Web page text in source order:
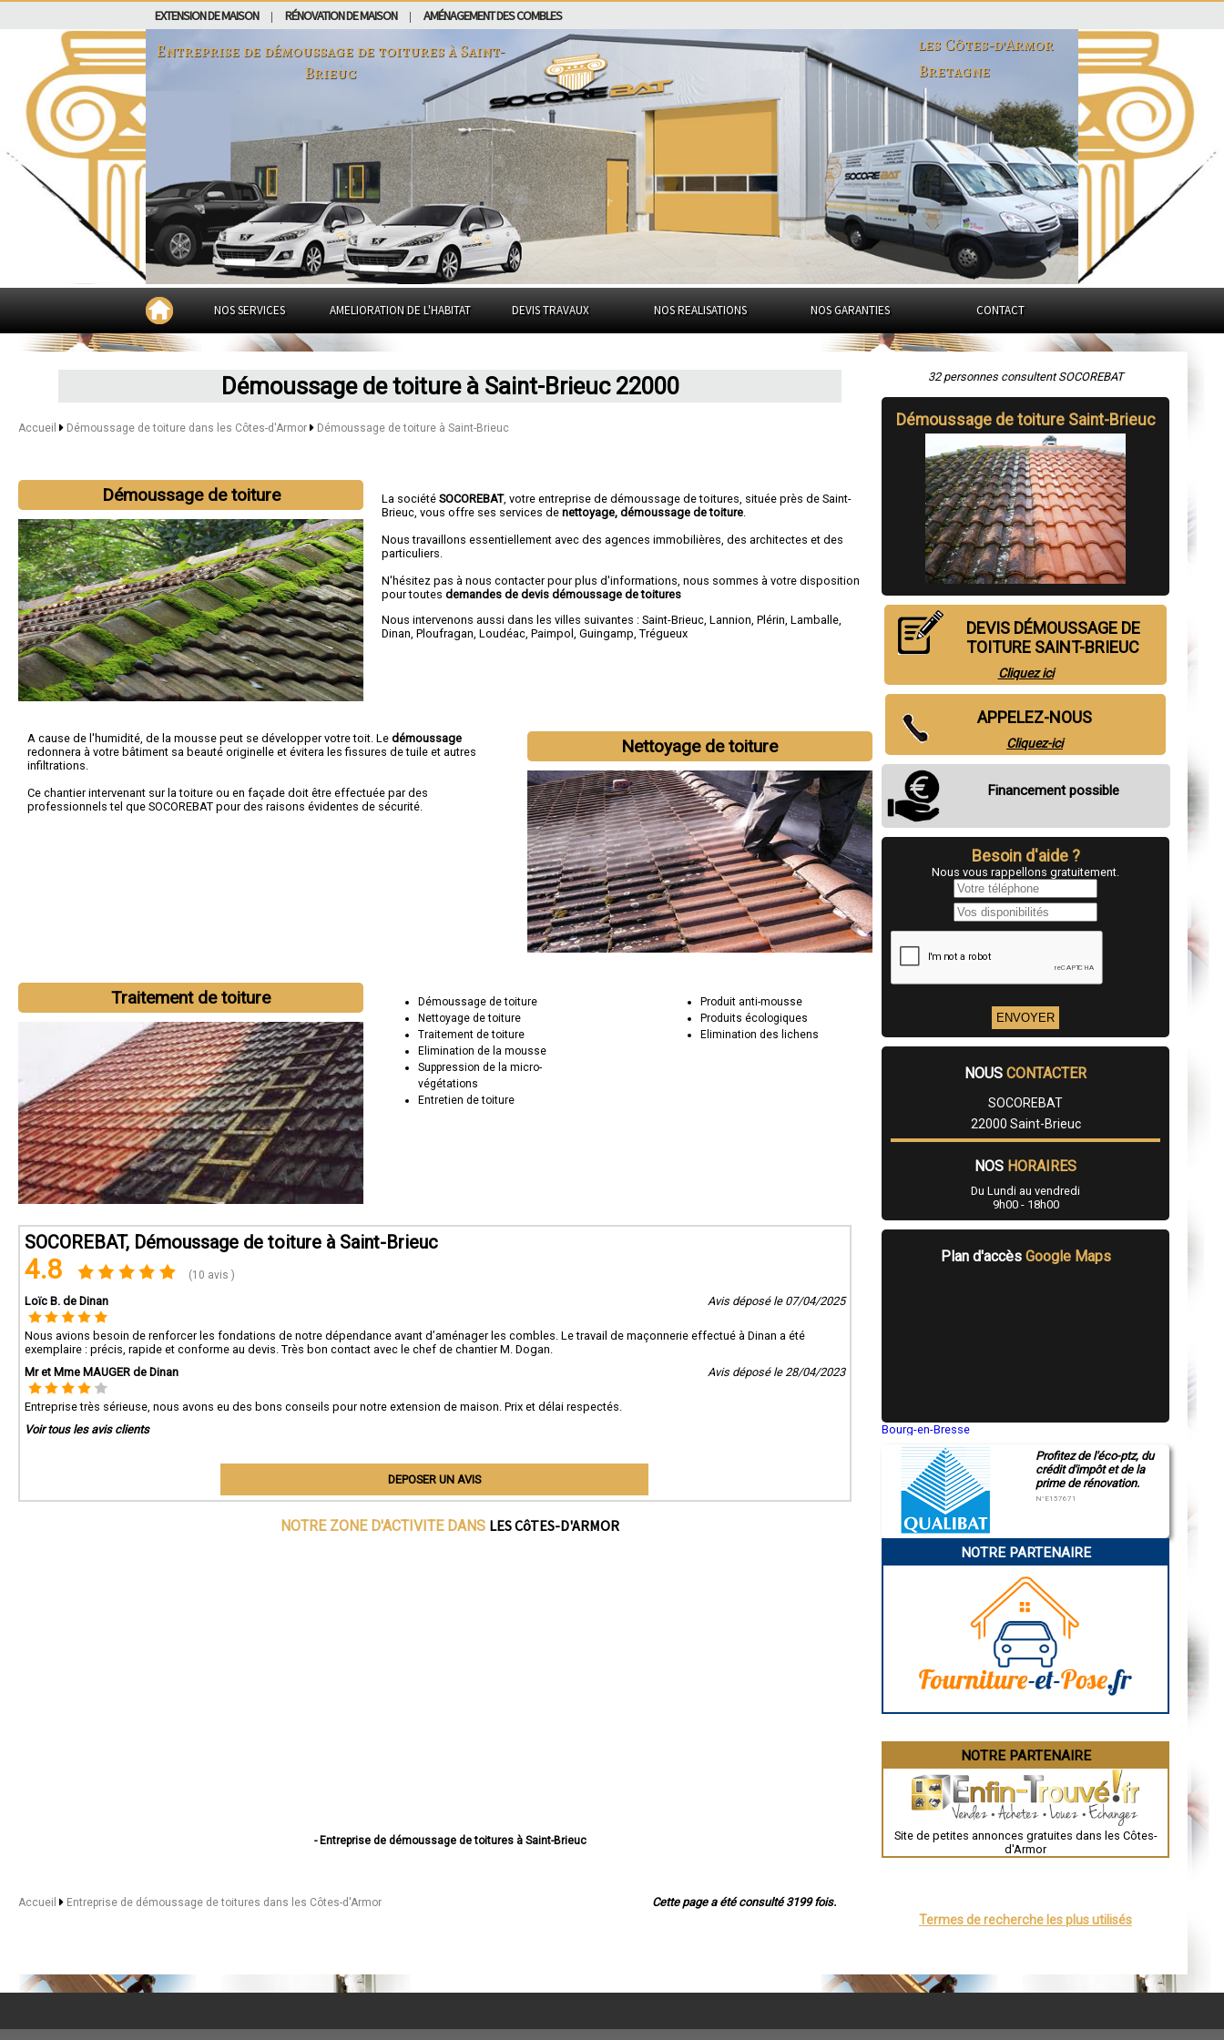
EXTENSION DE MAISON RÉNOVATION DE MAISON AMÉNAGEMENT DES COMBLES
Entreprise de démoussage de toitures àSaint-
Brieuc
les Côtes-d'Armor
Bretagne
NOS SERVICES AMELIORATION DE L'HABITAT DEVIS TRAVAUX NOS REALISATIONS NOS GARANTIES CONTACT
Démoussage de toiture à Saint-Brieuc 22000
Accueil Démoussage de toiture dans les Côtes-d'Armor Démoussage de toiture à Saint-Brieuc
Démoussage de toiture La sociétéSOCOREBAT, votre entreprise de démoussage de toitures, située près de Saint-
Brieuc, vous offre ses services denettoyage, démoussage de toiture
Nous travaillons essentiellement avec des agences immobilières, des architectes et des
particuliers.
N'hésitez pas à nous contacter pour plus d'informations, nous sommes à votre disposition
pour toutesdemandes de devis démoussage de toitures
Nous intervenons aussi dans les villes suivantes :Saint-Brieuc ,Lannion ,Plérin ,Lamballe
Dinan ,Ploufragan ,Loudéac ,Paimpol ,Guingamp ,Trégueux
Nettoyage de toiture
A cause de l'humidité, de la mousse peut se développer votre toit. Le démoussage
redonnera à votre bâtiment sa beauté originelle et évitera les fissures de tuile et autres
infiltrations.
Ce chantier intervenant sur la toiture ou en façade doit être effectuée par des
professionnels tel que SOCOREBAT pour des raisons évidentes de sécurité.
Traitement de toiture
Démoussage de toiture
Nettoyage de toiture
Traitement de toiture
Elimination de la mousse
Suppression de la micro-
végétations
Entretien de toiture
Produit anti-mousse
Produits écologiques
Elimination des lichens
SOCOREBAT, Démoussage de toiture à Saint-Brieuc
4.8 (10 avis )
Loïc B. de Dinan Avis déposé le 07/04/2025
Nous avions besoin de renforcer les fondations de notre dépendance avant d’aménager les combles. Le travail de maçonnerie effectué à Dinan a été
exemplaire : précis, rapide et conforme au devis. Très bon contact avec le chef de chantier M. Dogan.
Mr et Mme MAUGER de Dinan
Avis déposé le 28/04/2023
Entreprise très sérieuse, nous avons eu des bons conseils pour notre extension de maison. Prix et délai respectés.
Voir tous les avis clients
DEPOSER UN AVIS
NOTRE ZONE D'ACTIVITE DANS LES CôTES-D'ARMOR
- Entreprise de démoussage de toitures à Saint-Brieuc
- Entreprise de démoussage de toitures à Ploufragan
- Entreprise de démoussage de toitures à Trégueux
- Entreprise de démoussage de toitures à Guingamp
Cette page a été consulté 3199 fois.
Accueil Entreprise de démoussage de toitures dans les Côtes-d'Armor
32 personnes consultent SOCOREBAT
Démoussage de toiture Saint-Brieuc
DEVIS DÉMOUSSAGE DE
TOITURE SAINT-BRIEUC
Cliquez ici
APPELEZ-NOUS
Cliquez-ici
Financement possible
Besoin d'aide ?
Nous vous rappellons gratuitement.
NOUS CONTACTER
SOCOREBAT
22000 Saint-Brieuc
NOS HORAIRES
Du Lundi au vendredi
9h00 - 18h00
Plan d'accès Google Maps
Bourg-en-Bresse
Montluçon
Manosque
Gap
Charleville-Mézières
Pamiers
Narbonne
Brive-la-Gaillarde
Guéret
Besançon
Évreux
Chartres
Nîmes
Auch
Grenoble
Saint-Étienne
Le Puy-en-Velay
Cahors
Profitez de l'éco-ptz, du
crédit d'impôt et de la
prime de rénovation.
N°E157671
NOTRE PARTENAIRE
NOTRE PARTENAIRE
Site de petites annonces gratuites dans les Côtes-
d'Armor
Termes de recherche les plus utilisés